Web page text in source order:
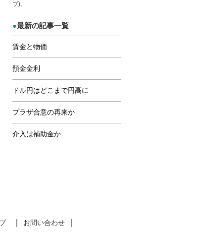
ブ)。
最新の記事一覧
賃金と物価
預金金利
ドル円はどこまで円高に
プラザ合意の再来か
介入は補助金か
お問い合わせ